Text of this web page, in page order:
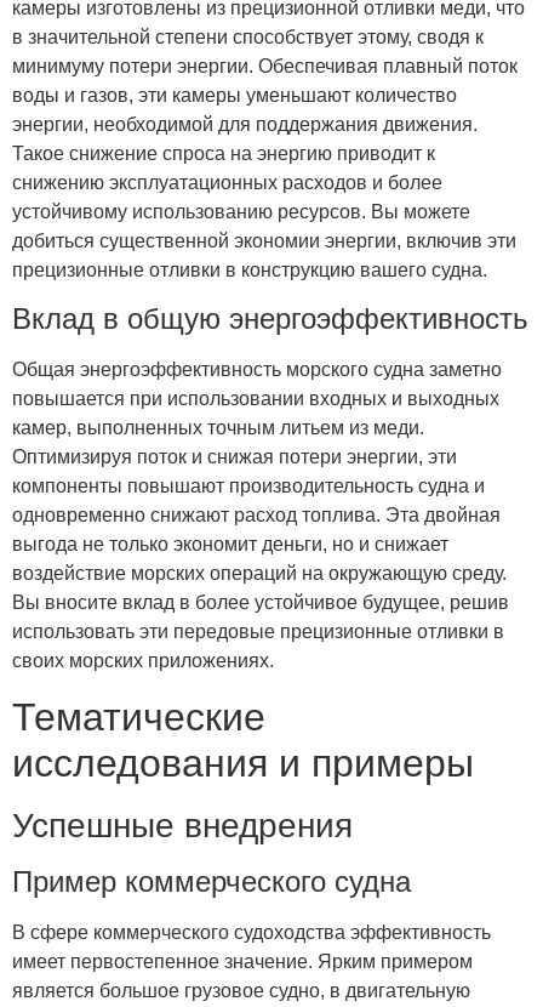
камеры изготовлены из прецизионной отливки меди, что
в значительной степени способствует этому, сводя к
минимуму потери энергии. Обеспечивая плавный поток
воды и газов, эти камеры уменьшают количество
энергии, необходимой для поддержания движения.
Такое снижение спроса на энергию приводит к
снижению эксплуатационных расходов и более
устойчивому использованию ресурсов. Вы можете
добиться существенной экономии энергии, включив эти
прецизионные отливки в конструкцию вашего судна.
Вклад в общую энергоэффективность
Общая энергоэффективность морского судна заметно
повышается при использовании входных и выходных
камер, выполненных точным литьем из меди.
Оптимизируя поток и снижая потери энергии, эти
компоненты повышают производительность судна и
одновременно снижают расход топлива. Эта двойная
выгода не только экономит деньги, но и снижает
воздействие морских операций на окружающую среду.
Вы вносите вклад в более устойчивое будущее, решив
использовать эти передовые прецизионные отливки в
своих морских приложениях.
Тематические
исследования и примеры
Успешные внедрения
Пример коммерческого судна
В сфере коммерческого судоходства эффективность
имеет первостепенное значение. Ярким примером
является большое грузовое судно, в двигательную